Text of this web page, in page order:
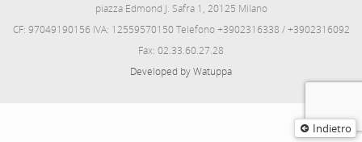
Indietro
piazza Edmond J. Safra 1, 20125 Milano
CF: 97049190156 IVA: 12559570150 Telefono +3902316338 / +3902316092
Fax: 02.33.60.27.28
Developed by Watuppa